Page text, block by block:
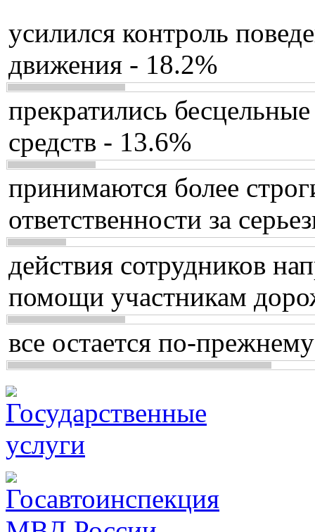
усилился контроль
движения - 18.2%
прекратились
средств - 13.6%
принимаются более
ответственности за
действия сотрудников
помощи участникам
все остается по-